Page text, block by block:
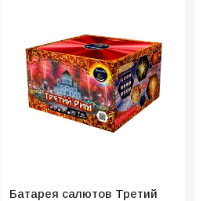
Батарея салютов Третий